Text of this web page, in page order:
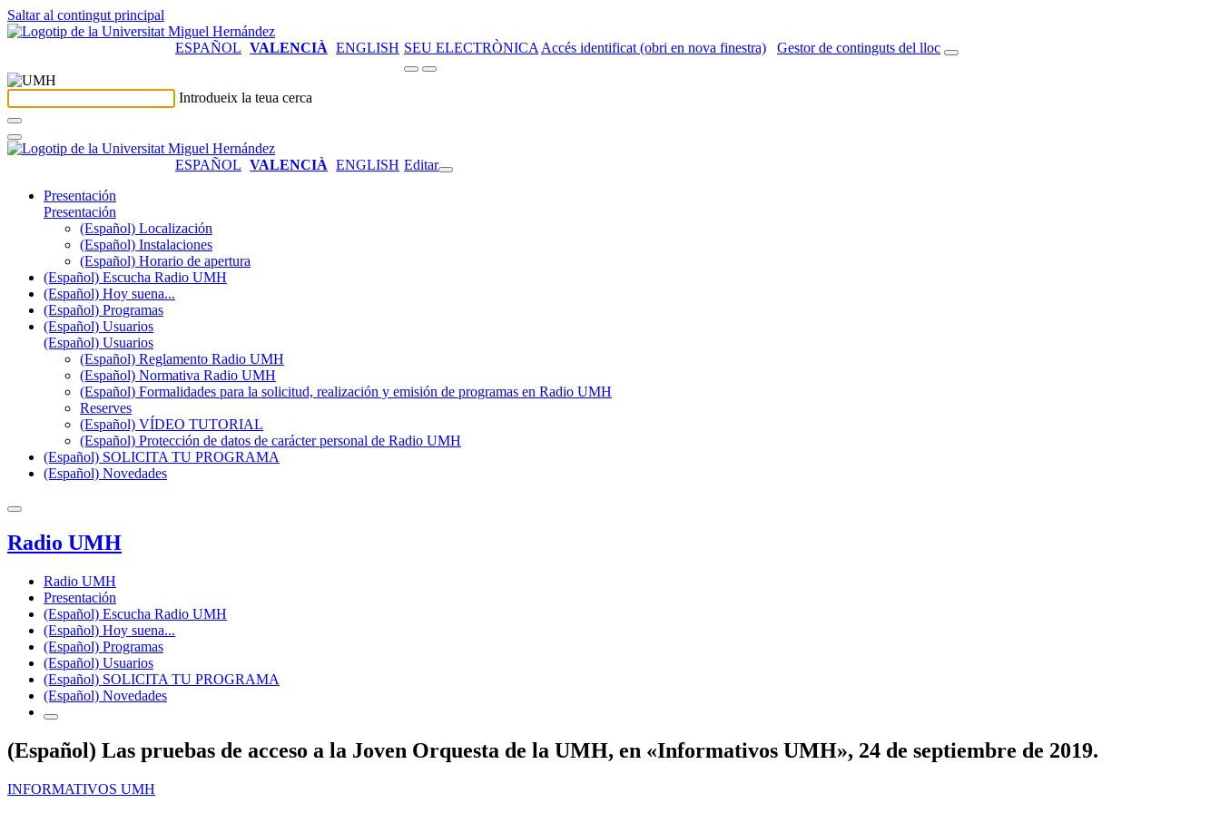
Saltar al contingut principal
ESPAÑOL VALENCIÀ ENGLISH SEU ELECTRÒNICA Accés identificat (obri en nova finestra) Gestor de continguts del lloc
Introdueix la teua cerca
ESPAÑOL VALENCIÀ ENGLISH Editar
Presentación
Presentación
(Español) Localización
(Español) Instalaciones
(Español) Horario de apertura
(Español) Escucha Radio UMH
(Español) Hoy suena...
(Español) Programas
(Español) Usuarios
(Español) Usuarios
(Español) Reglamento Radio UMH
(Español) Normativa Radio UMH
(Español) Formalidades para la solicitud, realización y emisión de programas en Radio UMH
Reserves
(Español) VÍDEO TUTORIAL
(Español) Protección de datos de carácter personal de Radio UMH
(Español) SOLICITA TU PROGRAMA
(Español) Novedades
Radio UMH
Radio UMH
Presentación
(Español) Escucha Radio UMH
(Español) Hoy suena...
(Español) Programas
(Español) Usuarios
(Español) SOLICITA TU PROGRAMA
(Español) Novedades
(Español) Las pruebas de acceso a la Joven Orquesta de la UMH, en «Informativos UMH», 24 de septiembre de 2019.
INFORMATIVOS UMH